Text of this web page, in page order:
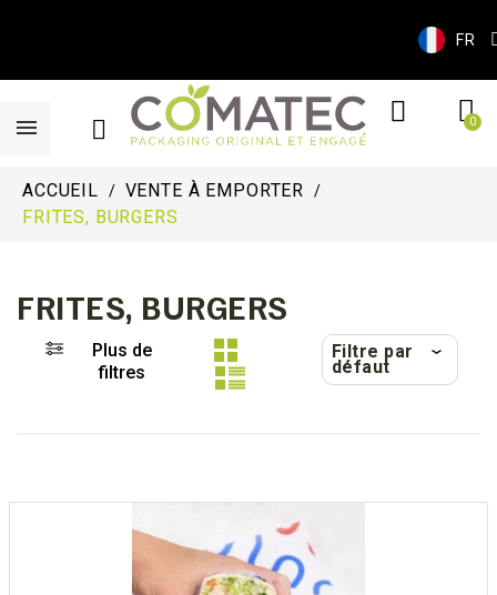
FR
ACCUEIL
VENTE À EMPORTER
FRITES, BURGERS
FRITES, BURGERS
Plus de
filtres
Filtre par
défaut